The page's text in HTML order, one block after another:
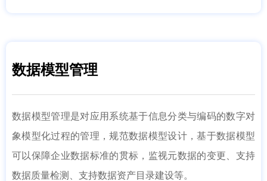
数据模型管理
数据模型管理是对应用系统基于信息分类与编码的数字对
象模型化过程的管理，规范数据模型设计，基于数据模型
可以保障企业数据标准的贯标，监视元数据的变更、支持
数据质量检测、支持数据资产目录建设等。